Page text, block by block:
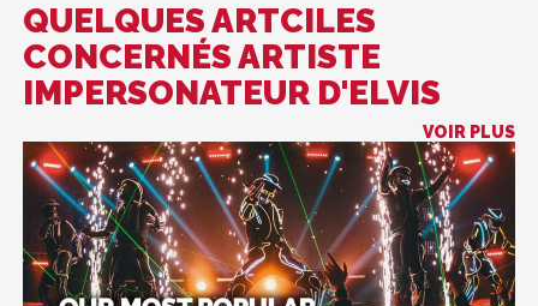
QUELQUES ARTCILES
CONCERNÉS ARTISTE
IMPERSONATEUR D'ELVIS
VOIR PLUS